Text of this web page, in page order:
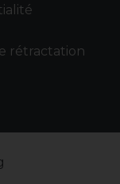
rétractation